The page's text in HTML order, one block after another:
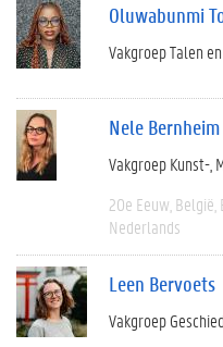
Oluwabunmi
Vakgroep Talen
Nele Bernheim
Vakgroep Kunst-,
20e Eeuw België
Nederlands
Leen Bervoets
Vakgroep